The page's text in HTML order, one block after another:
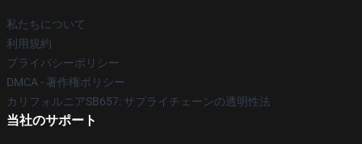
私たちについて
利用規約
プライバシーポリシー
DMCA - 著作権ポリシー
カリフォルニアSB657: サプライチェーンの透明性法
当社のサポート